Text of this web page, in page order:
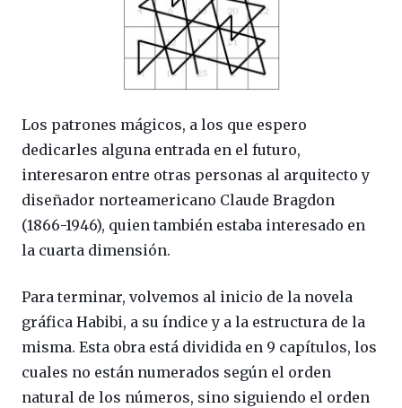
Los patrones mágicos, a los que espero
dedicarles alguna entrada en el futuro,
interesaron entre otras personas al arquitecto y
diseñador norteamericano Claude Bragdon
(1866-1946), quien también estaba interesado en
la cuarta dimensión.
Para terminar, volvemos al inicio de la novela
gráfica Habibi, a su índice y a la estructura de la
misma. Esta obra está dividida en 9 capítulos, los
cuales no están numerados según el orden
natural de los números, sino siguiendo el orden